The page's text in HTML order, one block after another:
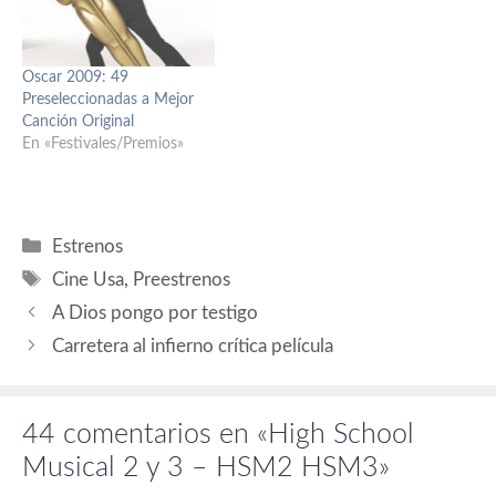
Oscar 2009: 49
Preseleccionadas a Mejor
Canción Original
En «Festivales/Premios»
Categorías
Estrenos
Etiquetas
Cine Usa, Preestrenos
A Dios pongo por testigo
Carretera al infierno crítica película
44 comentarios en «High School
Musical 2 y 3 – HSM2 HSM3»